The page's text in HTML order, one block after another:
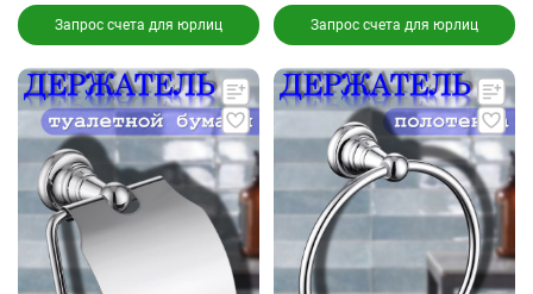
Запрос счета для юрлиц Запрос счета для юрлиц